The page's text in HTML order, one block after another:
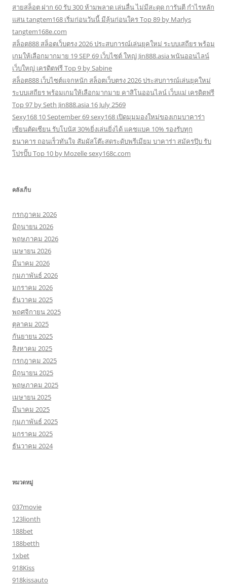
สายสล็อต ฝาก 60 รับ 300 ห้ามพลาด เล่นลื่น ไม่มีสะดุด การันตี กำไรหลัก
แสน tangtem168 เริ่มก่อนวันนี้ มีลุ้นก่อนใคร Top 89 by Marlys
tangtem168e.com
สล็อต888 สล็อตเว็บตรง 2026 ประสบการณ์เล่นยุคใหม่ ระบบเสถียร พร้อม
เกมให้เลือกมากมาย 19 SEP 69 เว็บไซต์ ใหญ่ Jin888.asia พนันออนไลน์
เว็บใหญ่ เครดิตฟรี Top 9 by Sabine
สล็อต888 เว็บไซต์แจกหนัก สล็อตเว็บตรง 2026 ประสบการณ์เล่นยุคใหม่
ระบบเสถียร พร้อมเกมให้เลือกมากมาย คาสิโนออนไลน์ เว็บแม่ เครดิตฟรี
Top 97 by Seth Jin888.asia 16 July 2569
Sexy168 10 September 69 sexy168 เปิดมุมมองใหม่ของเกมบาคาร่า
เซียนตัดเซียน รับโบนัส 30%ยิ่งเล่นยิ่งได้ แคชแบค 10% รองรับทุก
ธนาคาร ถอนเร็วทันใจ สัมผัสโต๊ะสดระดับพรีเมียม บาคาร่า สมัครปุ๊บ รับ
โปรปั๊บ Top 10 by Mozelle sexy168c.com
คลังเก็บ
กรกฎาคม 2026
มิถุนายน 2026
พฤษภาคม 2026
เมษายน 2026
มีนาคม 2026
กุมภาพันธ์ 2026
มกราคม 2026
ธันวาคม 2025
พฤศจิกายน 2025
ตุลาคม 2025
กันยายน 2025
สิงหาคม 2025
กรกฎาคม 2025
มิถุนายน 2025
พฤษภาคม 2025
เมษายน 2025
มีนาคม 2025
กุมภาพันธ์ 2025
มกราคม 2025
ธันวาคม 2024
หมวดหมู่
037movie
123lionth
188bet
188betth
1xbet
918Kiss
918kissauto